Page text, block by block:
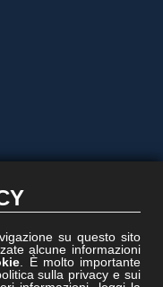
su questo sito
alcune informazioni
. È molto importante
sulla privacy e sui